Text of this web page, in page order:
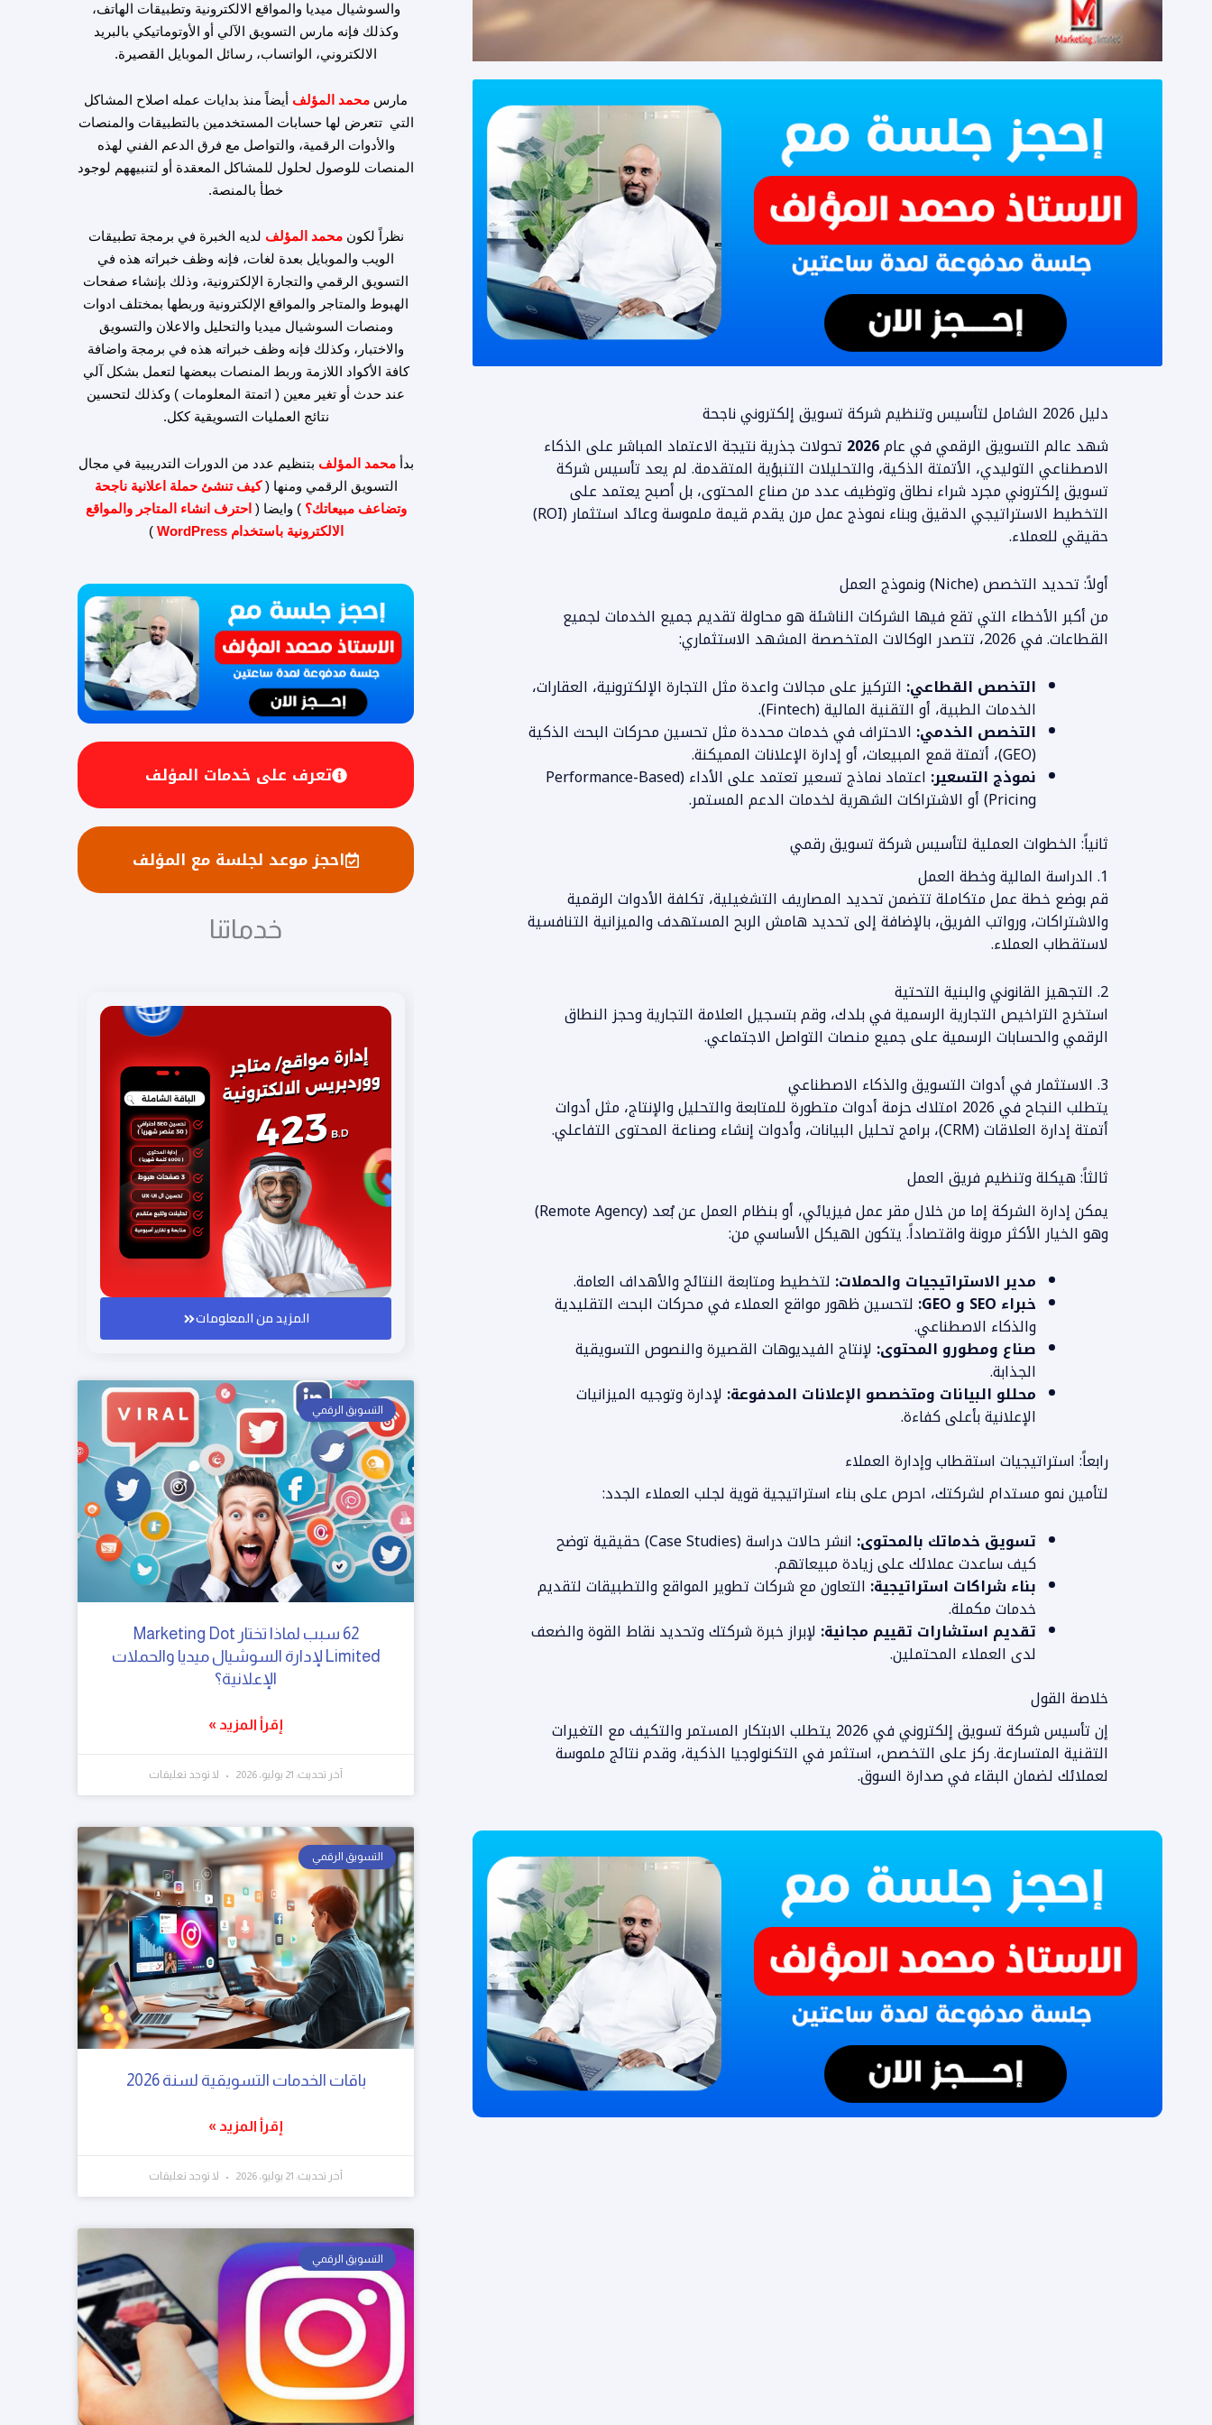
دليل 2026 الشامل لتأسيس وتنظيم شركة تسويق إلكتروني ناجحة
شهد عالم التسويق الرقمي في عام2026 تحولات جذرية نتيجة الاعتماد المباشر على الذكاء
الاصطناعي التوليدي، الأتمتة الذكية، والتحليلات التنبؤية المتقدمة. لم يعد تأسيس شركة
تسويق إلكتروني مجرد شراء نطاق وتوظيف عدد من صناع المحتوى، بل أصبح يعتمد على
التخطيط الاستراتيجي الدقيق وبناء نموذج عمل مرن يقدم قيمة ملموسة وعائد استثمار (ROI)
حقيقي للعملاء.
أولاً: تحديد التخصص (Niche) ونموذج العمل
من أكبر الأخطاء التي تقع فيها الشركات الناشئة هو محاولة تقديم جميع الخدمات لجميع
القطاعات. في 2026، تتصدر الوكالات المتخصصة المشهد الاستثماري:
التخصص القطاعي: التركيز على مجالات واعدة مثل التجارة الإلكترونية، العقارات،
الخدمات الطبية، أو التقنية المالية (Fintech).
التخصص الخدمي: الاحتراف في خدمات محددة مثل تحسين محركات البحث الذكية
(GEO)، أتمتة قمع المبيعات، أو إدارة الإعلانات المميكنة.
نموذج التسعير:
اعتماد نماذج تسعير تعتمد على الأداء (Performance-Based
Pricing) أو الاشتراكات الشهرية لخدمات الدعم المستمر.
ثانياً: الخطوات العملية لتأسيس شركة تسويق رقمي
1. الدراسة المالية وخطة العمل
قم بوضع خطة عمل متكاملة تتضمن تحديد المصاريف التشغيلية، تكلفة الأدوات الرقمية
والاشتراكات، ورواتب الفريق، بالإضافة إلى تحديد هامش الربح المستهدف والميزانية التنافسية
لاستقطاب العملاء.
2. التجهيز القانوني والبنية التحتية
استخرج التراخيص التجارية الرسمية في بلدك، وقم بتسجيل العلامة التجارية وحجز النطاق
الرقمي والحسابات الرسمية على جميع منصات التواصل الاجتماعي.
3. الاستثمار في أدوات التسويق والذكاء الاصطناعي
يتطلب النجاح في 2026 امتلاك حزمة أدوات متطورة للمتابعة والتحليل والإنتاج، مثل أدوات
أتمتة إدارة العلاقات (CRM)، برامج تحليل البيانات، وأدوات إنشاء وصناعة المحتوى التفاعلي.
ثالثاً: هيكلة وتنظيم فريق العمل
يمكن إدارة الشركة إما من خلال مقر عمل فيزيائي، أو بنظام العمل عن بُعد (Remote Agency)
وهو الخيار الأكثر مرونة واقتصاداً. يتكون الهيكل الأساسي من:
مدير الاستراتيجيات والحملات: لتخطيط ومتابعة النتائج والأهداف العامة.
خبراء SEO و GEO:
لتحسين ظهور مواقع العملاء في محركات البحث التقليدية
والذكاء الاصطناعي.
صناع ومطورو المحتوى: لإنتاج الفيديوهات القصيرة والنصوص التسويقية
الجذابة.
محللو البيانات ومتخصصو الإعلانات المدفوعة: لإدارة وتوجيه الميزانيات
الإعلانية بأعلى كفاءة.
رابعاً: استراتيجيات استقطاب وإدارة العملاء
لتأمين نمو مستدام لشركتك، احرص على بناء استراتيجية قوية لجلب العملاء الجدد:
تسويق خدماتك بالمحتوى:
انشر حالات دراسة (Case Studies) حقيقية توضح
كيف ساعدت عملائك على زيادة مبيعاتهم.
بناء شراكات استراتيجية: التعاون مع شركات تطوير المواقع والتطبيقات لتقديم
خدمات مكملة.
تقديم استشارات تقييم مجانية: لإبراز خبرة شركتك وتحديد نقاط القوة والضعف
لدى العملاء المحتملين.
خلاصة القول
إن تأسيس شركة تسويق إلكتروني في 2026 يتطلب الابتكار المستمر والتكيف مع التغيرات
التقنية المتسارعة. ركز على التخصص، استثمر في التكنولوجيا الذكية، وقدم نتائج ملموسة
لعملائك لضمان البقاء في صدارة السوق.
والسوشيال ميديا والمواقع الالكترونية وتطبيقات الهاتف،
وكذلك فإنه مارس التسويق الآلي أو الأوتوماتيكي بالبريد
الالكتروني، الواتساب، رسائل الموبايل القصيرة.
مارس محمد المؤلف أيضاً منذ بدايات عمله اصلاح المشاكل
التي تتعرض لها حسابات المستخدمين بالتطبيقات والمنصات
والأدوات الرقمية، والتواصل مع فرق الدعم الفني لهذه
المنصات للوصول لحلول للمشاكل المعقدة أو لتنبيههم لوجود
خطأ بالمنصة.
نظراً لكونمحمد المؤلف لديه الخبرة في برمجة تطبيقات
الويب والموبايل بعدة لغات، فإنه وظف خبراته هذه في
التسويق الرقمي والتجارة الإلكترونية، وذلك بإنشاء صفحات
الهبوط والمتاجر والمواقع الإلكترونية وربطها بمختلف ادوات
ومنصات السوشيال ميديا والتحليل والاعلان والتسويق
والاختبار، وكذلك فإنه وظف خبراته هذه في برمجة واضافة
كافة الأكواد اللازمة وربط المنصات ببعضها لتعمل بشكل آلي
عند حدث أو تغير معين ( اتمتة المعلومات ) وكذلك لتحسين
نتائج العمليات التسويقية ككل.
بدأمحمد المؤلف بتنظيم عدد من الدورات التدريبية في مجال
التسويق الرقمي ومنها (كيف تنشئ حملة اعلانية ناجحة
وتضاعف مبيعاتك؟ ) وايضا ( احترف انشاء المتاجر والمواقع
الالكترونية باستخدام WordPress
)
تعرف على خدمات المؤلف
احجز موعد لجلسة مع المؤلف
خدماتنا
المزيد من المعلومات المزيد من المعلومات المزيد من المعلومات
التسويق الرقمي
62 سبب لماذا تختار Marketing Dot
Limited لإدارة السوشيال ميديا والحملات
الإعلانية؟
إقرأ المزيد »
آخر تحديث: 21 يوليو، 2026 لا توجد تعليقات
التسويق الرقمي
باقات الخدمات التسويقية لسنة 2026
إقرأ المزيد »
آخر تحديث: 21 يوليو، 2026 لا توجد تعليقات
التسويق الرقمي